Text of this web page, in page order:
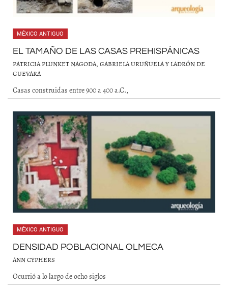
MÉXICO ANTIGUO
EL TAMAÑO DE LAS CASAS PREHISPÁNICAS
PATRICIA PLUNKET NAGODA, GABRIELA URUÑUELA Y LADRÓN DE
GUEVARA
Casas construidas entre 900 a 400 a.C.,
MÉXICO ANTIGUO
DENSIDAD POBLACIONAL OLMECA
ANN CYPHERS
Ocurrió a lo largo de ocho siglos